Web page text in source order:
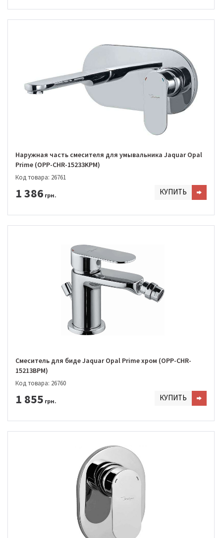
Наружная часть смесителя для умывальника Jaquar Opal
Prime (OPP-CHR-15233KPM)
Код товара: 26761
1 386 грн. КУПИТЬ
Смеситель для биде Jaquar Opal Prime хром (OPP-CHR-
15213BPM)
Код товара: 26760
1 855 грн. КУПИТЬ